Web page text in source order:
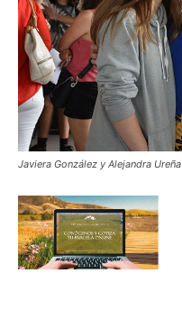
Javiera González y Alejandra Ureña